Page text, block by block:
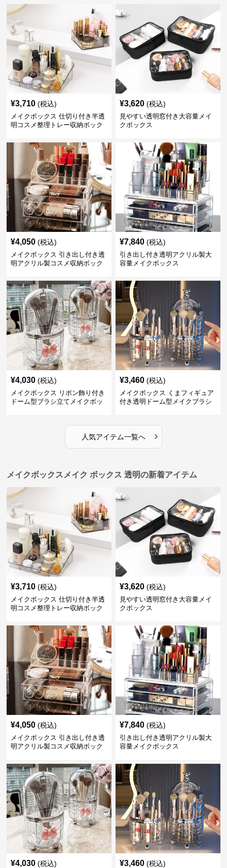
¥3,710 (税込)
メイクボックス 仕切り付き半透
明コスメ整理トレー収納ボック
¥3,620 (税込)
見やすい透明窓付き大容量メイ
クボックス
¥4,050 (税込)
メイクボックス 引き出し付き透
明アクリル製コスメ収納ボック
¥7,840 (税込)
引き出し付き透明アクリル製大
容量メイクボックス
¥4,030 (税込)
メイクボックス リボン飾り付き
ドーム型ブラシ立てメイクボッ
¥3,460 (税込)
メイクボックス くまフィギュア
付き透明ドーム型メイクブラシ
人気アイテム一覧へ ›
メイクボックスメイク ボックス 透明の新着アイテム
¥3,710 (税込)
メイクボックス 仕切り付き半透
明コスメ整理トレー収納ボック
¥3,620 (税込)
見やすい透明窓付き大容量メイ
クボックス
¥4,050 (税込)
メイクボックス 引き出し付き透
明アクリル製コスメ収納ボック
¥7,840 (税込)
引き出し付き透明アクリル製大
容量メイクボックス
¥4,030 (税込) ¥3,460 (税込)